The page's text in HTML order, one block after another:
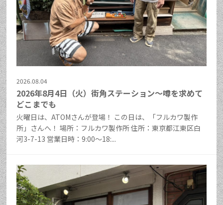
2026.08.04
2026年8月4日（火）街角ステーション～噂を求めて
どこまでも
火曜日は、ATOMさんが登場！ この日は、「フルカワ製作
所」さんへ！ 場所：フルカワ製作所 住所：東京都江東区白
河3-7-13 営業日時：9:00～18:...